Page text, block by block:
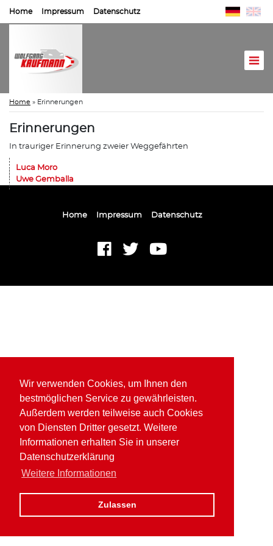
Wir verwenden Cookies, um Ihnen den
bestmöglichen Service zu gewährleisten.
Außerdem werden teilweise auch Cookies
von Diensten Dritter gesetzt. Weitere
Informationen erhalten Sie in unserer
Datenschutzerklärung
Weitere Informationen
Zulassen
Home Impressum Datenschutz
Home » Erinnerungen
Erinnerungen
In trauriger Erinnerung zweier Weggefährten
Luca Moro
Uwe Gemballa
Home Impressum Datenschutz